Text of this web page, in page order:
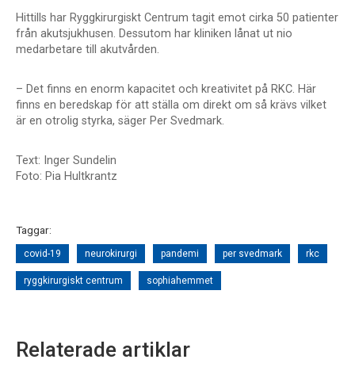
Hittills har Ryggkirurgiskt Centrum tagit emot cirka 50 patienter
från akutsjukhusen. Dessutom har kliniken lånat ut nio
medarbetare till akutvården.
– Det finns en enorm kapacitet och kreativitet på RKC. Här
finns en beredskap för att ställa om direkt om så krävs vilket
är en otrolig styrka, säger Per Svedmark.
Text: Inger Sundelin
Foto: Pia Hultkrantz
Taggar:
covid-19 neurokirurgi pandemi per svedmark rkc
ryggkirurgiskt centrum sophiahemmet
Relaterade artiklar